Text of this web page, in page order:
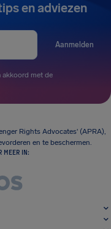
en adviezen
Aanmelden
akkoord met de
Rights Advocates' (APRA),
en te beschermen.
MEER IN: